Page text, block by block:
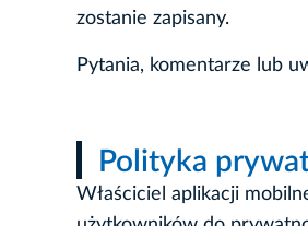
zostanie zapisany.
Pytania, komentarze lub
Polityka
Właściciel aplikacji